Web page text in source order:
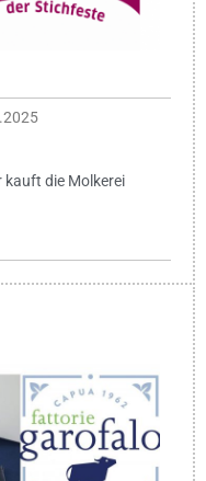
kauft die Molkerei